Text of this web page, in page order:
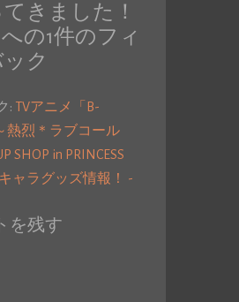
きました！
への1件のフィ
ク
: TVアニメ「B-
～熱烈＊ラブコール
SHOP in PRINCESS
キャラグッズ情報！ -
を残す